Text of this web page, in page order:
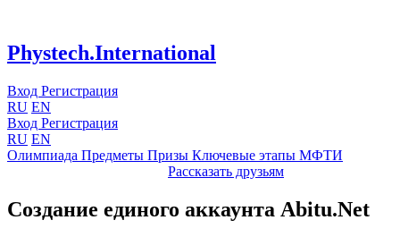
Phystech.International
Вход Регистрация
RU EN
Вход Регистрация
RU EN
Олимпиада Предметы Призы Ключевые этапы МФТИ
Рассказать друзьям
Создание единого аккаунта Abitu.Net